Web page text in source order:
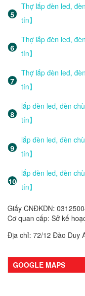
Thợ lắp đèn led,
tín】
Thợ lắp đèn led,
tín】
Thợ lắp đèn led,
tín】
lắp đèn led, đèn
tín】
lắp đèn led, đèn
tín】
lắp đèn led, đèn
tín】
Giấy CNĐKDN:
Cơ quan cấp: Sở kế
Địa chỉ: 72/12 Đào Duy
GOOGLE MAPS